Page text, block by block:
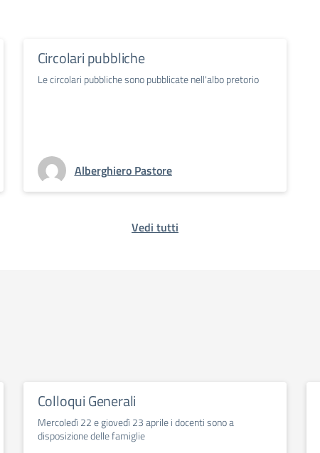
Circolari pubbliche
Le circolari pubbliche sono pubblicate nell'albo pretorio
Alberghiero Pastore
Vedi tutti
Colloqui Generali
Mercoledì 22 e giovedì 23 aprile i docenti sono a
disposizione delle famiglie